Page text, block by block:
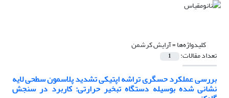
کلیدواژه‌ها =آرایش کرشمن
تعداد مقالات: 1
بررسی عملکرد حسگری تراشه اپتیکی تشدید پلاسمون سطحی لایه
‎نشانی شده بوسیله دستگاه تبخیر حرارتی: کاربرد در سنجش